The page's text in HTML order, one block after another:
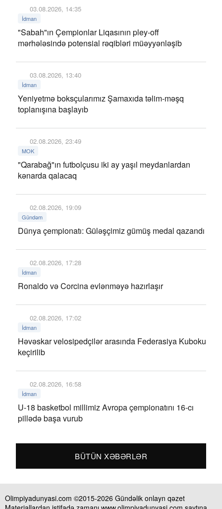
03.08.2026, 14:35
İdman
"Sabah"ın Çempionlar Liqasının pley-off
mərhələsində potensial rəqibləri müəyyənləşib
03.08.2026, 13:40
İdman
Yeniyetmə boksçularımız Şamaxıda təlim-məşq
toplanışına başlayıb
02.08.2026, 23:49
MOK
"Qarabağ"ın futbolçusu iki ay yaşıl meydanlardan
kənarda qalacaq
02.08.2026, 19:09
Gündəm
Dünya çempionatı: Güləşçimiz gümüş medal qazandı
02.08.2026, 17:28
İdman
Ronaldo və Corcina evlənməyə hazırlaşır
02.08.2026, 17:02
İdman
Həvəskar velosipedçilər arasında Federasiya Kuboku
keçirilib
02.08.2026, 16:58
İdman
U-18 basketbol millimiz Avropa çempionatını 16-cı
pillədə başa vurub
BÜTÜN XƏBƏRLƏR
Olimpiyadunyasi.com ©2015-2026 Gündəlik onlayn qəzet